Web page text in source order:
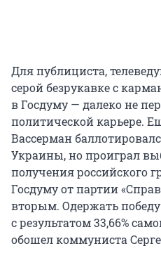
Для публициста,
серой безрукавке с
в Госдуму — далеко не
политической карьере.
Вассерман
Украины, но проиграл
получения российского
Госдуму от партии
вторым. Одержать
с результатом 33,66%
обошел коммуниста